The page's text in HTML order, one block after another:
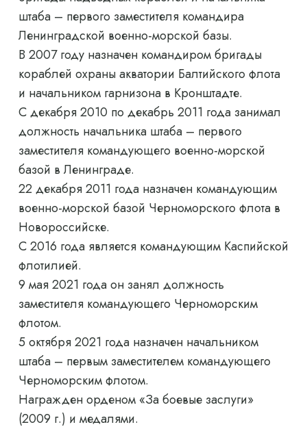
штаба – первого заместителя командира
Ленинградской военно-морской базы.
В 2007 году назначен командиром бригады
кораблей охраны акватории Балтийского флота
и начальником гарнизона в Кронштадте.
С декабря 2010 по декабрь 2011 года занимал
должность начальника штаба – первого
заместителя командующего военно-морской
базой в Ленинграде.
22 декабря 2011 года назначен командующим
военно-морской базой Черноморского флота в
Новороссийске.
С 2016 года является командующим Каспийской
флотилией.
9 мая 2021 года он занял должность
заместителя командующего Черноморским
флотом.
5 октября 2021 года назначен начальником
штаба – первым заместителем командующего
Черноморским флотом.
Награжден орденом «За боевые заслуги»
(2009 г.) и медалями.